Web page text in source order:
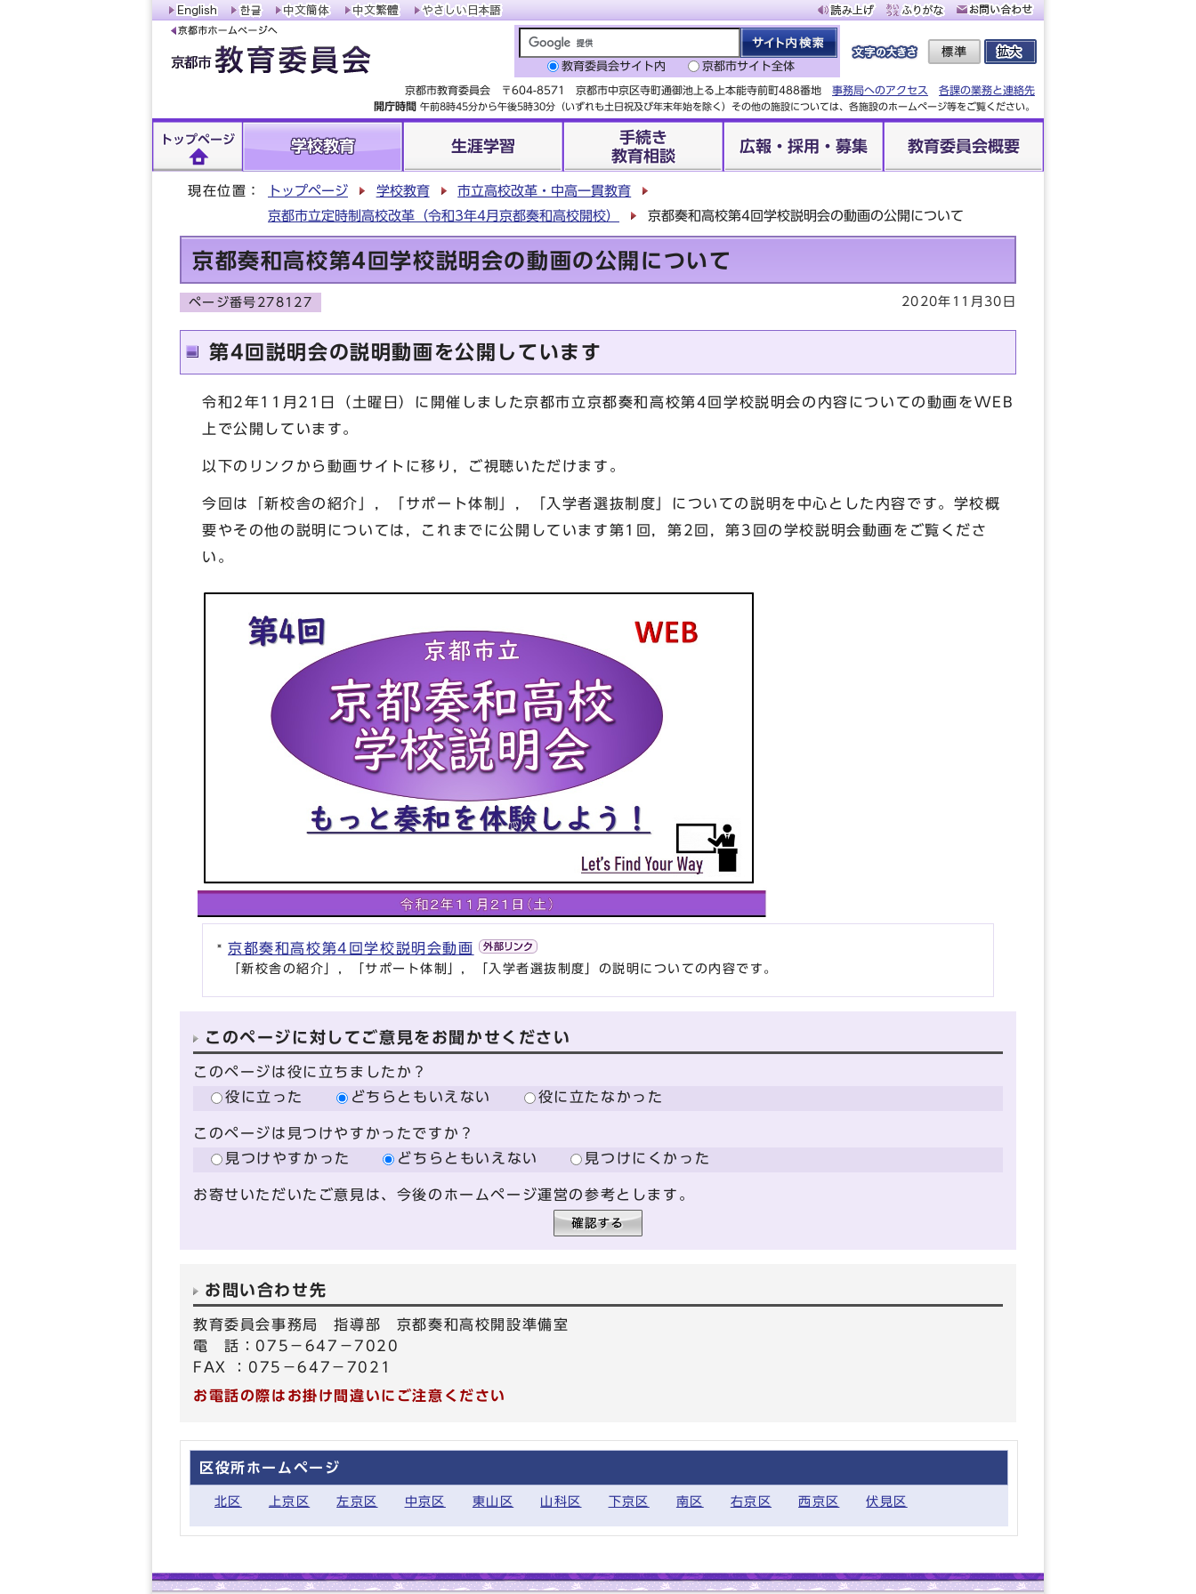
教育委員会サイト内 京都市サイト全体
京都市教育委員会 〒604-8571 京都市中京区寺町通御池上る上本能寺前町488番地 事務局へのアクセス
各課の業務と連絡先
開庁時間 午前8時45分から午後5時30分（いずれも土日祝及び年末年始を除く）その他の施設については、各施設のホームページ等をご覧ください。
トップページ 学校教育 生涯学習
手続き
教育相談
広報・採用・募集 教育委員会概要
現在位置： トップページ 学校教育
市立高校改革・中高一貫教育
京都市立定時制高校改革（令和3年4月京都奏和高校開校）
京都奏和高校第4回学校説明会の動画の公開について
京都奏和高校第4回学校説明会の動画の公開について
ページ番号278127 2020年11月30日
第4回説明会の説明動画を公開しています
令和2年11月21日（土曜日）に開催しました京都市立京都奏和高校第4回学校説明会の内容についての動画をWEB
上で公開しています。
以下のリンクから動画サイトに移り，ご視聴いただけます。
今回は「新校舎の紹介」，「サポート体制」，「入学者選抜制度」についての説明を中心とした内容です。学校概
要やその他の説明については，これまでに公開しています第1回，第2回，第3回の学校説明会動画をご覧くださ
い。
京都奏和高校第4回学校説明会動画
「新校舎の紹介」，「サポート体制」，「入学者選抜制度」の説明についての内容です。
このページに対してご意見をお聞かせください
このページは役に立ちましたか？
役に立った
どちらともいえない 役に立たなかった
このページは見つけやすかったですか？
見つけやすかった
どちらともいえない 見つけにくかった
お寄せいただいたご意見は、今後のホームページ運営の参考とします。
お問い合わせ先
教育委員会事務局 指導部 京都奏和高校開設準備室
電 話：075－647－7020
FAX ：075－647－7021
お電話の際はお掛け間違いにご注意ください
区役所ホームページ
北区 上京区 左京区 中京区 東山区 山科区 下京区 南区 右京区 西京区 伏見区